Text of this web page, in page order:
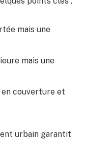
mais une
mais une
en couverture et
urbain garantit